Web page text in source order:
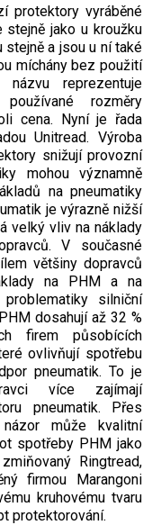
protektory vyráběné
stejně jako u kroužku
a jsou u ní také
míchány bez použití
reprezentuje
rozměry
cena. Nyní je řada
Unitread. Výroba
snižují provozní
mohou významně
na pneumatiky
je výrazně nižší
velký vliv na náklady
V současné
většiny dopravců
na PHM a na
silniční
dosahují až 32 %
firem působících
ovlivňují spotřebu
pneumatik. To je
více zajímají
pneumatik. Přes
může kvalitní
spotřeby PHM jako
Ringtread,
firmou Marangoni
kruhovému tvaru
protektorování.